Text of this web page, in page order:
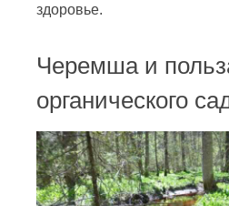
здоровье.
Черемша и
органического